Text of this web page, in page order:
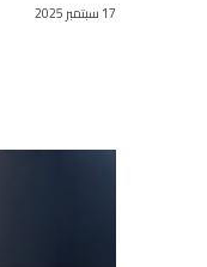
17 سبتمبر 2025